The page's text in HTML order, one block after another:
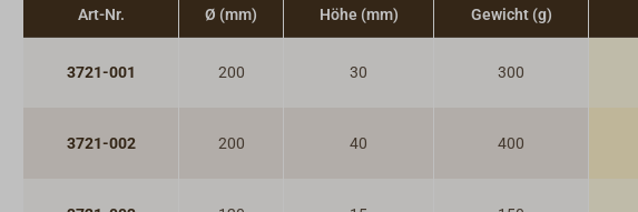
Bodenheber
Riegel & Verschlüsse
Art-Nr. Ø (mm) Höhe (mm) Gewicht (g)
3721-001 200 30 300
3721-002 200 40 400